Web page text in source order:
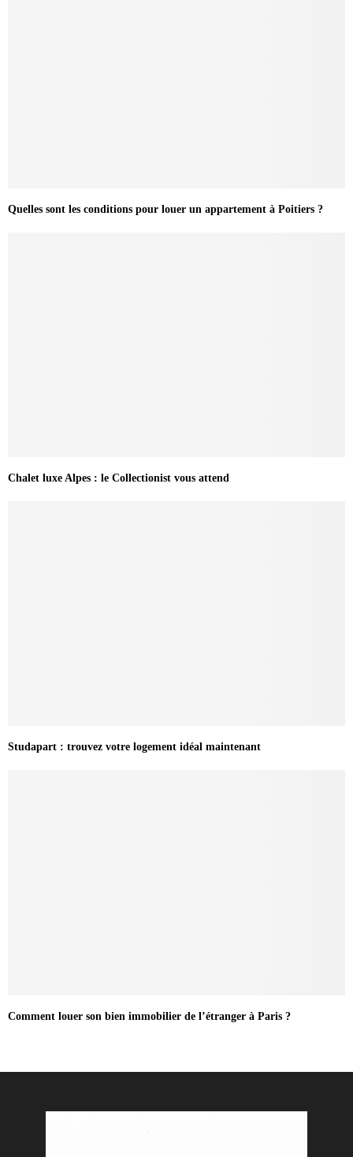
Quelles sont les conditions pour louer un appartement à Poitiers ?
Chalet luxe Alpes : le Collectionist vous attend
Studapart : trouvez votre logement idéal maintenant
Comment louer son bien immobilier de l’étranger à Paris ?